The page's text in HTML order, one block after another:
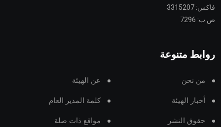
فاكس: 3315207
ص.ب: 7296
روابط متنوعة
من نحن عن الهيئة
أخبار الهيئة كلمة المدير العام
حقوق النشر مواقع ذات صلة